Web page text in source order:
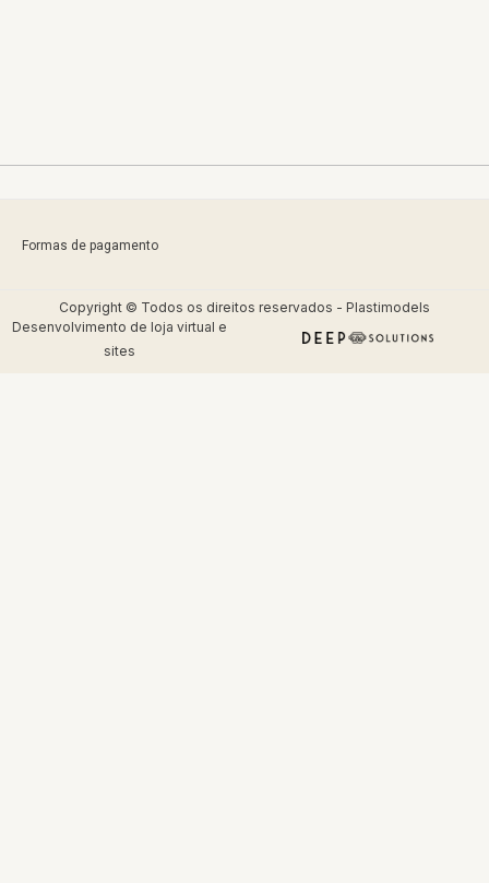
Formas de pagamento
Copyright © Todos os direitos reservados - Plastimodels
Desenvolvimento de loja virtual e
sites